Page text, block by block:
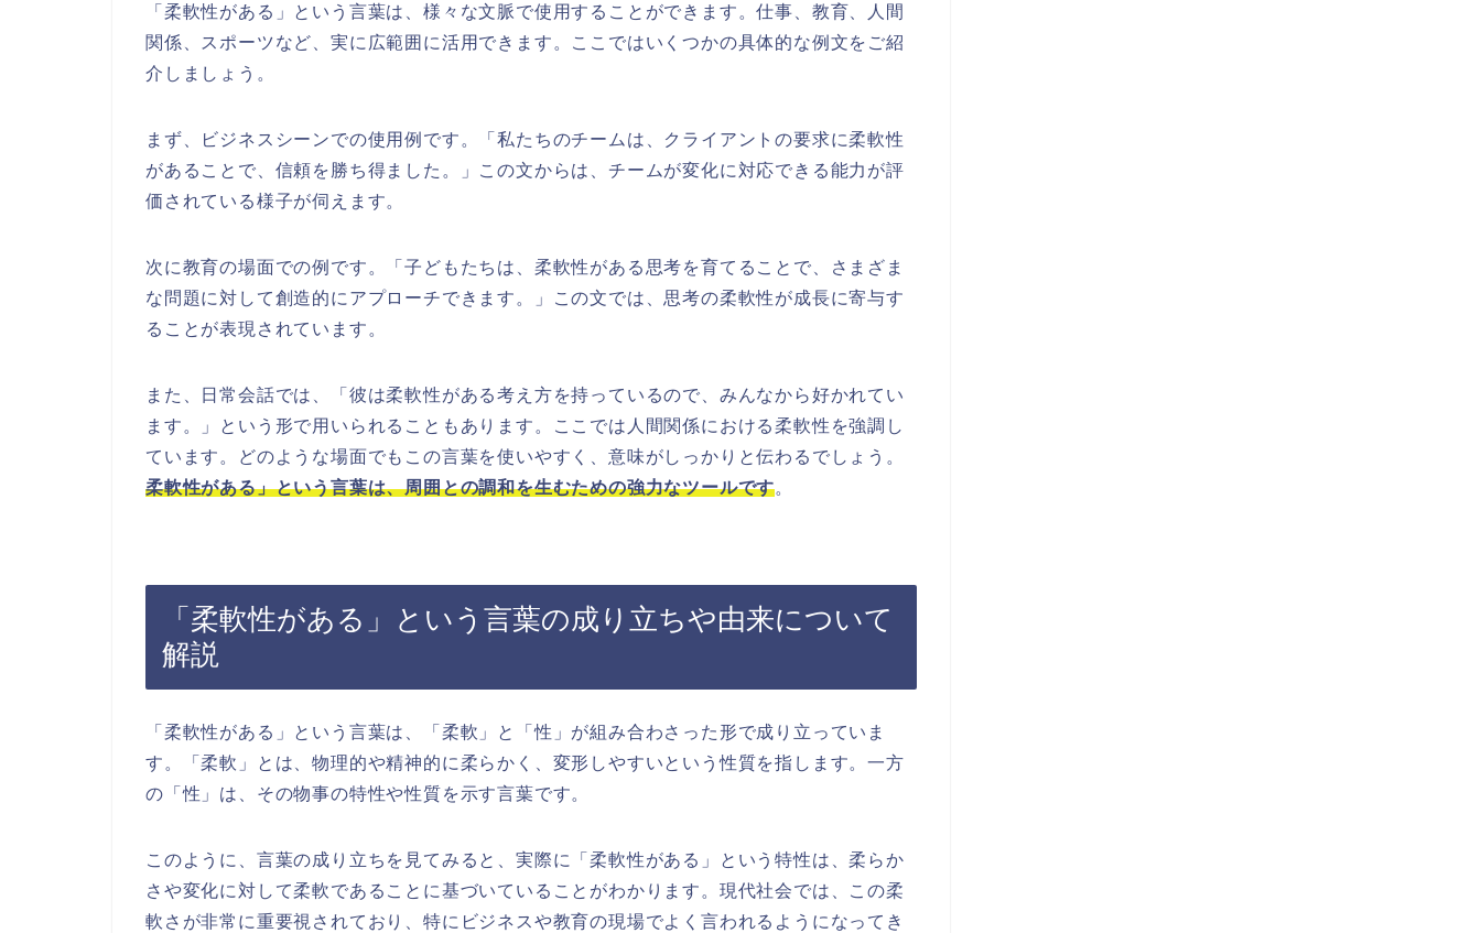
「柔軟性がある」という言葉は、様々な文脈で使用することができます。仕事、教育、人間
関係、スポーツなど、実に広範囲に活用できます。ここではいくつかの具体的な例文をご紹
介しましょう。
まず、ビジネスシーンでの使用例です。「私たちのチームは、クライアントの要求に柔軟性
があることで、信頼を勝ち得ました。」この文からは、チームが変化に対応できる能力が評
価されている様子が伺えます。
次に教育の場面での例です。「子どもたちは、柔軟性がある思考を育てることで、さまざま
な問題に対して創造的にアプローチできます。」この文では、思考の柔軟性が成長に寄与す
ることが表現されています。
また、日常会話では、「彼は柔軟性がある考え方を持っているので、みんなから好かれてい
ます。」という形で用いられることもあります。ここでは人間関係における柔軟性を強調し
ています。どのような場面でもこの言葉を使いやすく、意味がしっかりと伝わるでしょう。
柔軟性がある」という言葉は、周囲との調和を生むための強力なツールです。
「柔軟性がある」という言葉の成り立ちや由来について
解説
「柔軟性がある」という言葉は、「柔軟」と「性」が組み合わさった形で成り立っていま
す。「柔軟」とは、物理的や精神的に柔らかく、変形しやすいという性質を指します。一方
の「性」は、その物事の特性や性質を示す言葉です。
このように、言葉の成り立ちを見てみると、実際に「柔軟性がある」という特性は、柔らか
さや変化に対して柔軟であることに基づいていることがわかります。現代社会では、この柔
軟さが非常に重要視されており、特にビジネスや教育の現場でよく言われるようになってき